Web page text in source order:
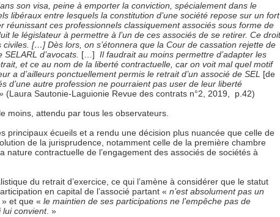
son visa, peine à emporter la conviction, spécialement dans le
libéraux entre lesquels la constitution d’une société repose sur un fort
réunissant ces professionnels classiquement associés sous forme de
le législateur à permettre à l’un de ces associés de se retirer. Ce droit
[…] Dès lors, on s’étonnera que la Cour de cassation rejette de
d’avocats. […] Il faudrait au moins permettre d’adapter les
et ce au nom de la liberté contractuelle, car on voit mal quel motif
a d’ailleurs ponctuellement permis le retrait d’un associé de SEL [de
d’une autre profession ne pourraient pas user de leur liberté
(Laura Sautonie-Laguionie Revue des contrats n°2, 2019, p.42)
moins, attendu par tous les observateurs.
principaux écueils et a rendu une décision plus nuancée que celle de
de la jurisprudence, notamment celle de la première chambre
nature contractuelle de l’engagement des associés de sociétés à
du retrait d’exercice, ce qui l’amène à considérer que le statut
en capital de l’associé partant « n’est absolument pas un
» et que « le maintien de ses participations ne l’empêche pas de
lui convient. »